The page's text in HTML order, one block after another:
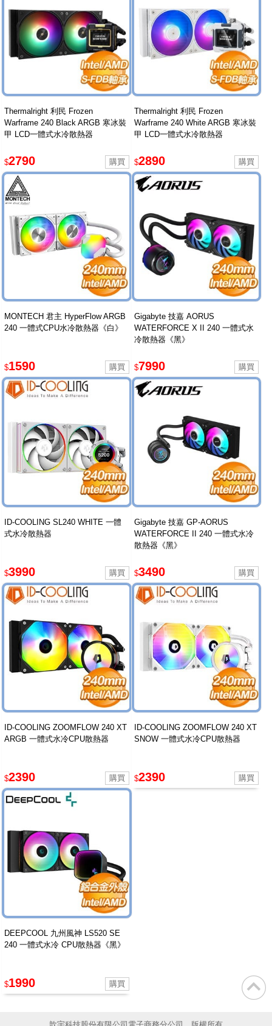
Thermalright 利民 Frozen
Warframe 240 Black ARGB 寒冰裝
甲 LCD一體式水冷散熱器
$2790
Thermalright 利民 Frozen
Warframe 240 White ARGB 寒冰裝
甲 LCD一體式水冷散熱器
$2890
MONTECH 君主 HyperFlow ARGB
240 一體式CPU水冷散熱器《白》
$1590
Gigabyte 技嘉 AORUS
WATERFORCE X II 240 一體式水
冷散熱器《黑》
$7990
ID-COOLING SL240 WHITE 一體
式水冷散熱器
$3990
Gigabyte 技嘉 GP-AORUS
WATERFORCE II 240 一體式水冷
散熱器《黑》
$3490
ID-COOLING ZOOMFLOW 240 XT
ARGB 一體式水冷CPU散熱器
$2390
ID-COOLING ZOOMFLOW 240 XT
SNOW 一體式水冷CPU散熱器
$2390
DEEPCOOL 九州風神 LS520 SE
240 一體式水冷 CPU散熱器《黑》
$1990